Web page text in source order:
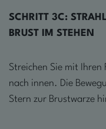
SCHRITT 3C:
BRUST IM STEHEN
Streichen Sie mit
nach innen. Die
Stern zur Brustwarze